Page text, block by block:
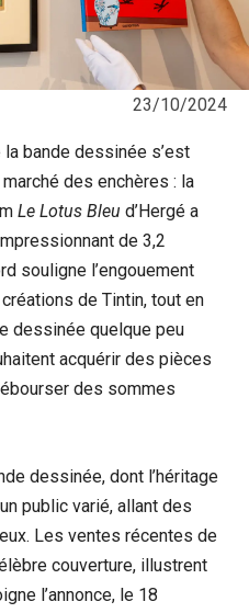
23/10/2024
bande dessinée s’est
des enchères : la
Le Lotus Bleu d’Hergé a
de 3,2
souligne l’engouement
de Tintin, tout en
dessinée quelque peu
acquérir des pièces
des sommes
dessinée, dont l’héritage
public varié, allant des
Les ventes récentes de
couverture, illustrent
l’annonce, le 18